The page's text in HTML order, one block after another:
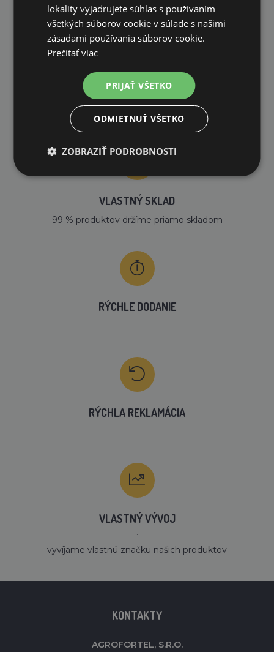
DOPRAVA ZDARMA
na všetky objednávky od 200€ vrátane DPH.
VLASTNÝ SKLAD
99 % produktov držíme priamo skladom
RÝCHLE DODANIE
RÝCHLA REKLAMÁCIA
VLASTNÝ VÝVOJ
´
vyvíjame vlastnú značku našich produktov
KONTAKTY
AGROFORTEL, S.R.O.
lokality vyjadrujete súhlas s používaním
všetkých súborov cookie v súlade s našimi
zásadami používania súborov cookie.
Prečítať viac
PRIJAŤ VŠETKO
ODMIETNUŤ VŠETKO
ZOBRAZIŤ PODROBNOSTI